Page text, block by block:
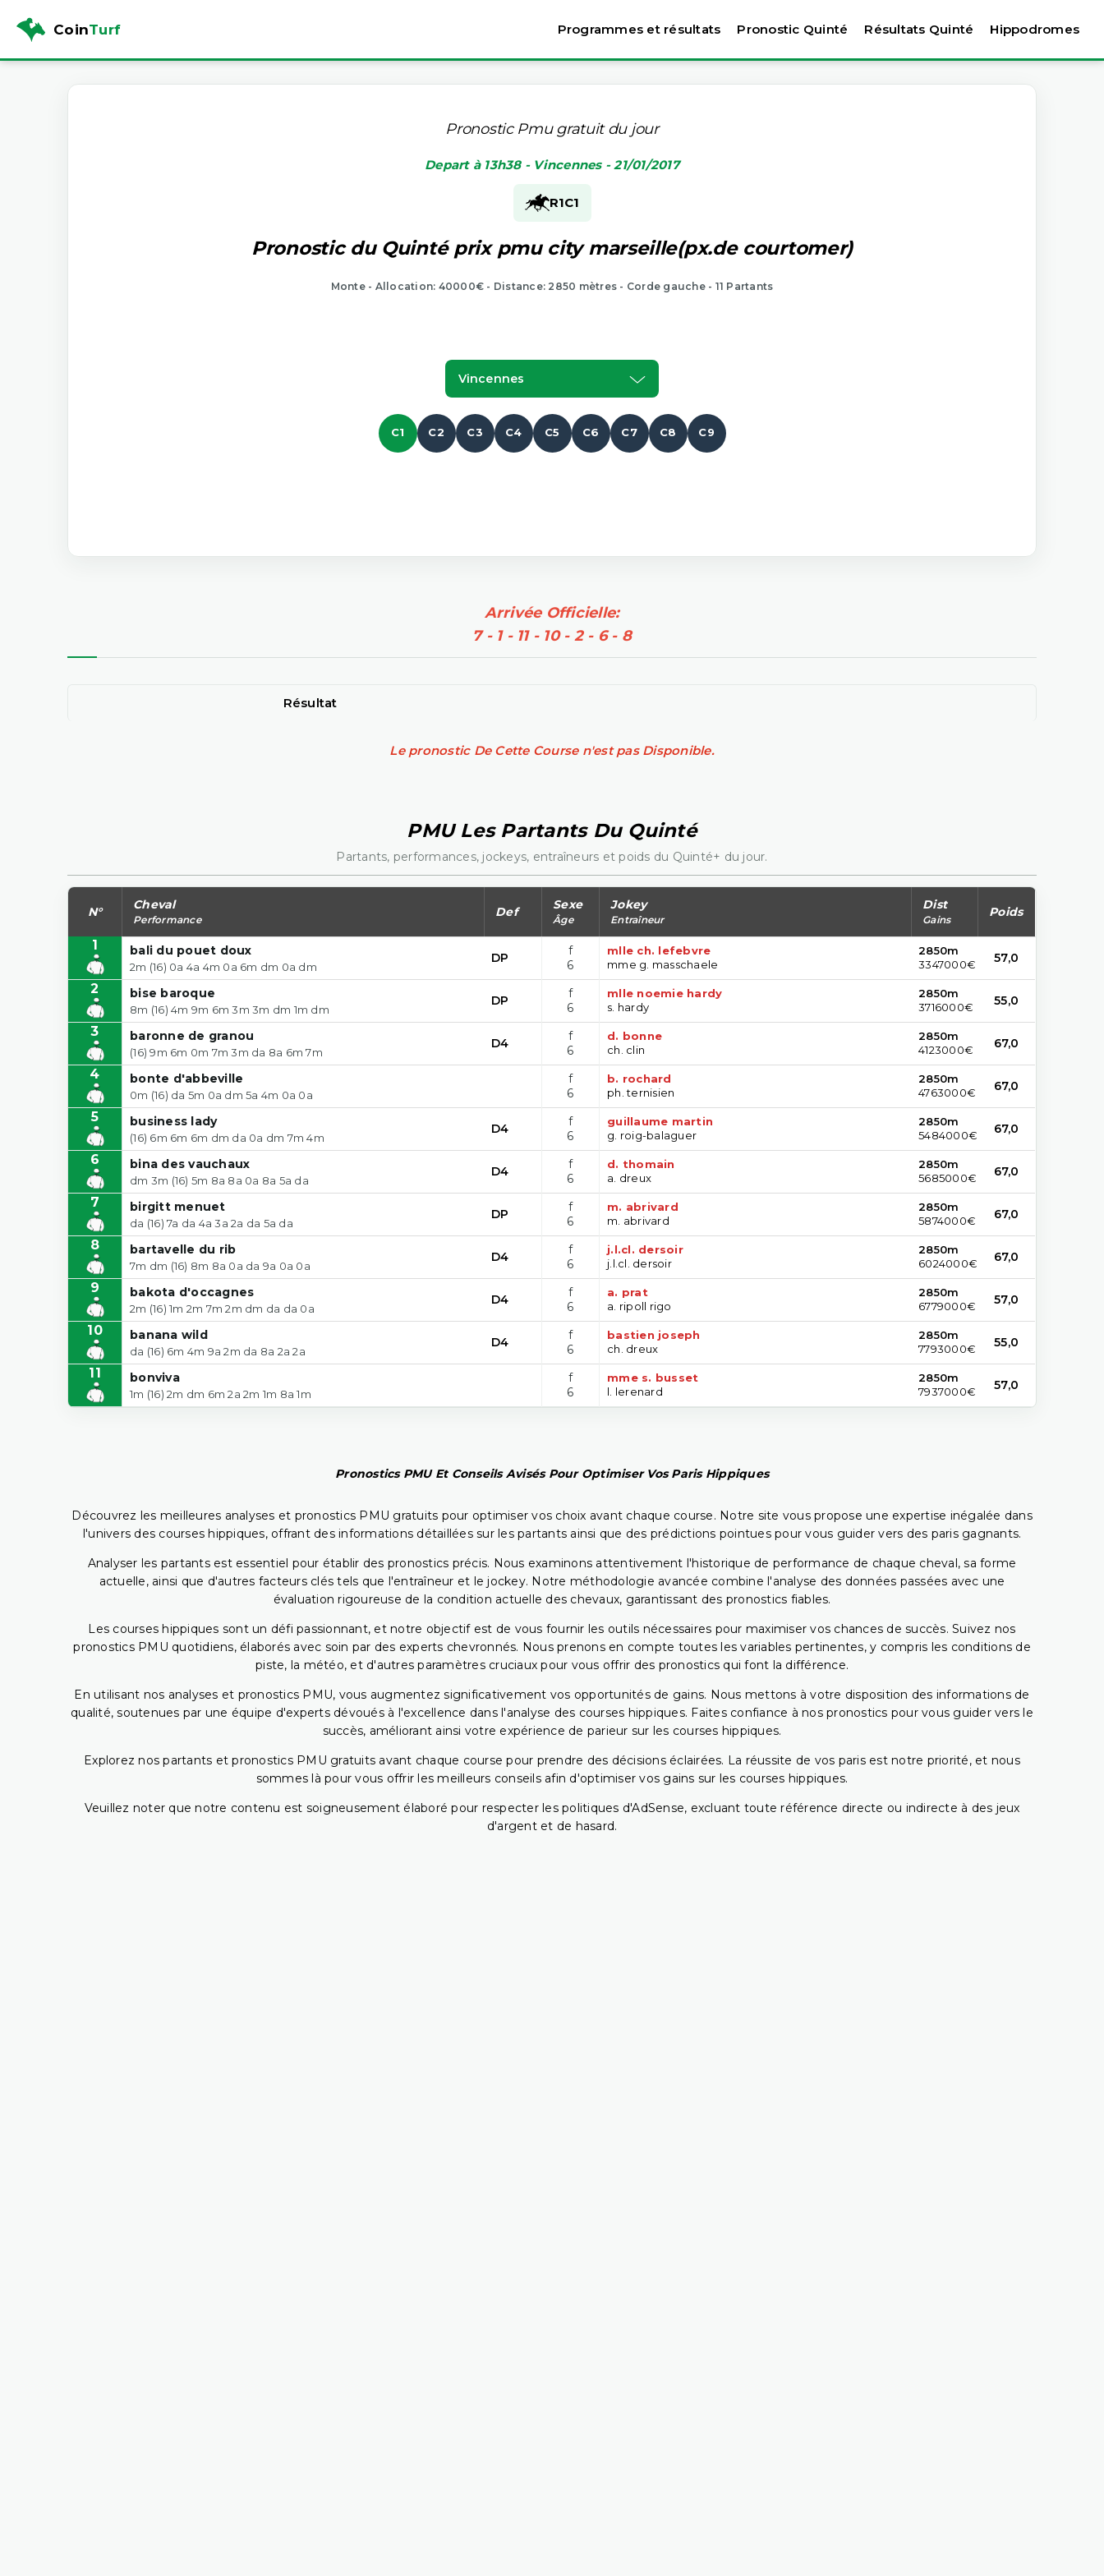
CoinTurf Programmes et résultats Pronostic Quinté Résultats Quinté Hippodromes
Pronostic Pmu gratuit du jour
Depart à 13h38 - Vincennes - 21/01/2017
R1C1
Pronostic du Quinté prix pmu city marseille(px.de courtomer)
Monte - Allocation: 40000€ - Distance: 2850 mètres - Corde gauche - 11 Partants
Vincennes
C1 C2 C3 C4 C5 C6 C7 C8 C9
Arrivée Officielle:
7 - 1 - 11 - 10 - 2 - 6 - 8
Résultat
Le pronostic De Cette Course n'est pas Disponible.
PMU Les Partants Du Quinté
Partants, performances, jockeys, entraîneurs et poids du Quinté+ du jour.
N° Cheval
Performance
Def Sexe
Âge
Jokey
Entraîneur
Dist
Gains
Poids
1 bali du pouet doux
2m (16) 0a 4a 4m 0a 6m dm 0a dm
DP
f
6
mlle ch. lefebvre
mme g. masschaele
2850m
3347000€
57,0
2 bise baroque
8m (16) 4m 9m 6m 3m 3m dm 1m dm
DP
f
6
mlle noemie hardy
s. hardy
2850m
3716000€
55,0
3 baronne de granou
(16) 9m 6m 0m 7m 3m da 8a 6m 7m
D4
f
6
d. bonne
ch. clin
2850m
4123000€
67,0
4 bonte d'abbeville
0m (16) da 5m 0a dm 5a 4m 0a 0a
f
6
b. rochard
ph. ternisien
2850m
4763000€
67,0
5 business lady
(16) 6m 6m 6m dm da 0a dm 7m 4m
D4
f
6
guillaume martin
g. roig-balaguer
2850m
5484000€
67,0
6 bina des vauchaux
dm 3m (16) 5m 8a 8a 0a 8a 5a da
D4
f
6
d. thomain
a. dreux
2850m
5685000€
67,0
7 birgitt menuet
da (16) 7a da 4a 3a 2a da 5a da
DP
f
6
m. abrivard
m. abrivard
2850m
5874000€
67,0
8 bartavelle du rib
7m dm (16) 8m 8a 0a da 9a 0a 0a
D4
f
6
j.l.cl. dersoir
j.l.cl. dersoir
2850m
6024000€
67,0
9 bakota d'occagnes
2m (16) 1m 2m 7m 2m dm da da 0a
D4
f
6
a. prat
a. ripoll rigo
2850m
6779000€
57,0
10 banana wild
da (16) 6m 4m 9a 2m da 8a 2a 2a
D4
f
6
bastien joseph
ch. dreux
2850m
7793000€
55,0
11 bonviva
1m (16) 2m dm 6m 2a 2m 1m 8a 1m
f
6
mme s. busset
l. lerenard
2850m
7937000€
57,0
Pronostics PMU Et Conseils Avisés Pour Optimiser Vos Paris Hippiques
Découvrez les meilleures analyses et pronostics PMU gratuits pour optimiser vos choix avant chaque course. Notre site vous propose une expertise inégalée dans
l'univers des courses hippiques, offrant des informations détaillées sur les partants ainsi que des prédictions pointues pour vous guider vers des paris gagnants.
Analyser les partants est essentiel pour établir des pronostics précis. Nous examinons attentivement l'historique de performance de chaque cheval, sa forme
actuelle, ainsi que d'autres facteurs clés tels que l'entraîneur et le jockey. Notre méthodologie avancée combine l'analyse des données passées avec une
évaluation rigoureuse de la condition actuelle des chevaux, garantissant des pronostics fiables.
Les courses hippiques sont un défi passionnant, et notre objectif est de vous fournir les outils nécessaires pour maximiser vos chances de succès. Suivez nos
pronostics PMU quotidiens, élaborés avec soin par des experts chevronnés. Nous prenons en compte toutes les variables pertinentes, y compris les conditions de
piste, la météo, et d'autres paramètres cruciaux pour vous offrir des pronostics qui font la différence.
En utilisant nos analyses et pronostics PMU, vous augmentez significativement vos opportunités de gains. Nous mettons à votre disposition des informations de
qualité, soutenues par une équipe d'experts dévoués à l'excellence dans l'analyse des courses hippiques. Faites confiance à nos pronostics pour vous guider vers le
succès, améliorant ainsi votre expérience de parieur sur les courses hippiques.
Explorez nos partants et pronostics PMU gratuits avant chaque course pour prendre des décisions éclairées. La réussite de vos paris est notre priorité, et nous
sommes là pour vous offrir les meilleurs conseils afin d'optimiser vos gains sur les courses hippiques.
Veuillez noter que notre contenu est soigneusement élaboré pour respecter les politiques d'AdSense, excluant toute référence directe ou indirecte à des jeux
d'argent et de hasard.